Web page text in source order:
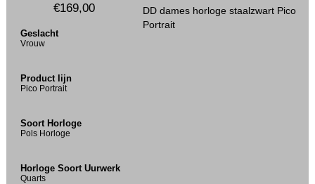
DD dames horloge staalzwart Pico
Portrait
€169,00
Geslacht
Vrouw
Product lijn
Pico Portrait
Soort Horloge
Pols Horloge
Horloge Soort Uurwerk
Quarts